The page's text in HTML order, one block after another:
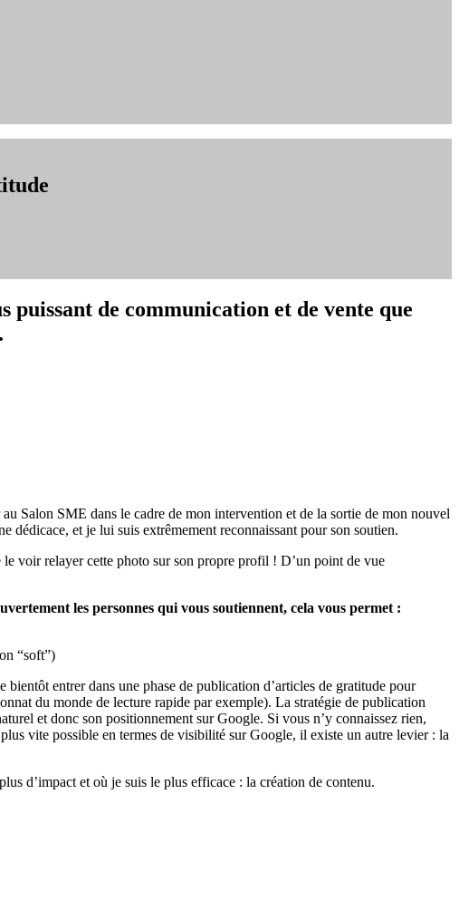
de communication et de vente que
Salon SME dans le cadre de mon intervention et de la sortie de mon nouvel
dédicace, et je lui suis extrêmement reconnaissant pour son soutien.
le voir relayer cette photo sur son propre profil ! D’un point de vue
les personnes qui vous soutiennent, cela vous permet :
“soft”)
entrer dans une phase de publication d’articles de gratitude pour
du monde de lecture rapide par exemple). La stratégie de publication
et donc son positionnement sur Google. Si vous n’y connaissez rien,
vite possible en termes de visibilité sur Google, il existe un autre levier : la
d’impact et où je suis le plus efficace : la création de contenu.